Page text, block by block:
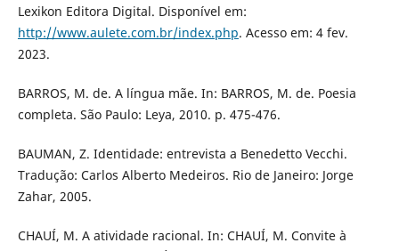
Lexikon Editora Digital. Disponível em:
http://www.aulete.com.br/index.php. Acesso em: 4 fev.
2023.
BARROS, M. de. A língua mãe. In: BARROS, M. de. Poesia
completa. São Paulo: Leya, 2010. p. 475-476.
BAUMAN, Z. Identidade: entrevista a Benedetto Vecchi.
Tradução: Carlos Alberto Medeiros. Rio de Janeiro: Jorge
Zahar, 2005.
CHAUÍ, M. A atividade racional. In: CHAUÍ, M. Convite à